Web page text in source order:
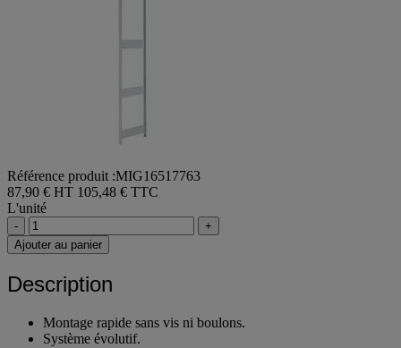
Référence produit :MIG16517763
87,90 € HT 105,48 € TTC
L'unité
-
+
Ajouter au panier
Description
Montage rapide sans vis ni boulons.
Système évolutif.